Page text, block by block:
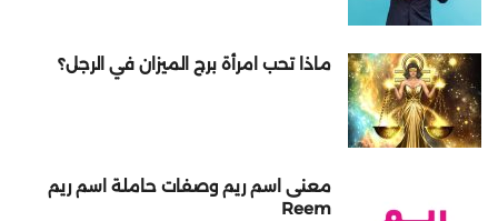
ماذا تحب امرأة برج الميزان في الرجل؟
معنى اسم ريم وصفات حاملة اسم ريم
Reem